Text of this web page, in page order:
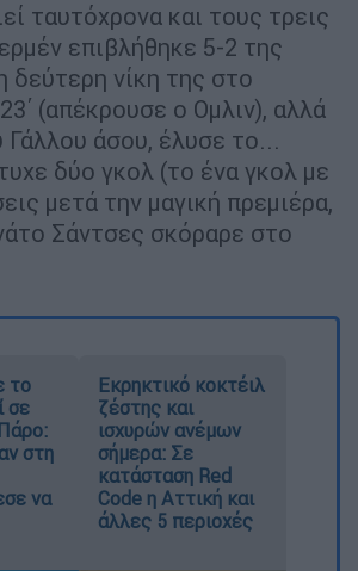
ταυτόχρονα και τους τρεις
επιβλήθηκε 5-2 της
δεύτερη νίκη της στο
(απέκρουσε ο Ομλιν), αλλά
άσου, έλυσε το...
δύο γκολ (το ένα γκολ με
μετά την μαγική πρεμιέρα,
Σάντσες σκόραρε στο
το
σε
στη
να
Εκρηκτικό κοκτέιλ
ζέστης και
ισχυρών ανέμων
σήμερα: Σε
κατάσταση Red
Code η Αττική και
άλλες 5 περιοχές